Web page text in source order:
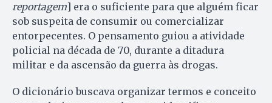
reportagem] era o suficiente para que alguém ficar
sob suspeita de consumir ou comercializar
entorpecentes. O pensamento guiou a atividade
policial na década de 70, durante a ditadura
militar e da ascensão da guerra às drogas.
O dicionário buscava organizar termos e conceito